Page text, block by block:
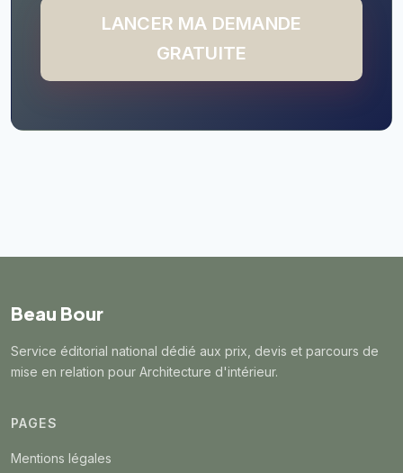
LANCER MA DEMANDE
GRATUITE
Beau Bour
Service éditorial national dédié aux prix, devis et parcours de
mise en relation pour Architecture d'intérieur.
PAGES
Mentions légales